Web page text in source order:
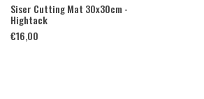
Siser Cutting Mat 30x30cm -
Hightack
€16,00